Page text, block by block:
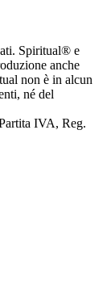
Spiritual® e
anche
non è in alcun
né del
IVA, Reg.